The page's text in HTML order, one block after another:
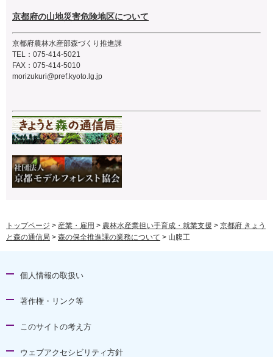
京都府の山地災害危険地区について
京都府農林水産部森づくり推進課
TEL：075-414-5021
FAX：075-414-5010
morizukuri@pref.kyoto.lg.jp
トップページ > 産業・雇用 > 農林水産業担い手育成・就業支援 > 京都府 きょう
と森の通信局 > 森の保全推進課の業務について > 山腹工
個人情報の取扱い
著作権・リンク等
このサイトの考え方
ウェブアクセシビリティ方針